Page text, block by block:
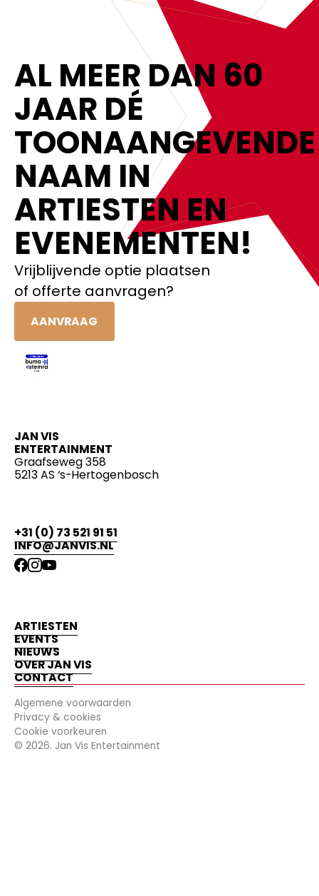
AL MEER DAN 60
JAAR DÉ
TOONAANGEVENDE
NAAM IN
ARTIESTEN EN
EVENEMENTEN!‍
Vrijblijvende optie plaatsen
of offerte aanvragen?
AANVRAAG
JAN VIS
ENTERTAINMENT
Graafseweg 358
5213 AS ‘s-Hertogenbosch
+31 (0) 73 521 91 51
INFO@JANVIS.NL
ARTIESTEN
EVENTS
NIEUWS
OVER JAN VIS
CONTACT
Algemene voorwaarden
Privacy & cookies
Cookie voorkeuren
© 2026. Jan Vis Entertainment